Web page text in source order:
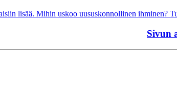
lisää. Mihin uskoo uususkonnollinen ihminen?
Sivun